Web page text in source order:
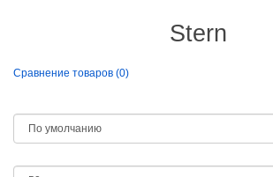
Stern
Сравнение товаров (0)